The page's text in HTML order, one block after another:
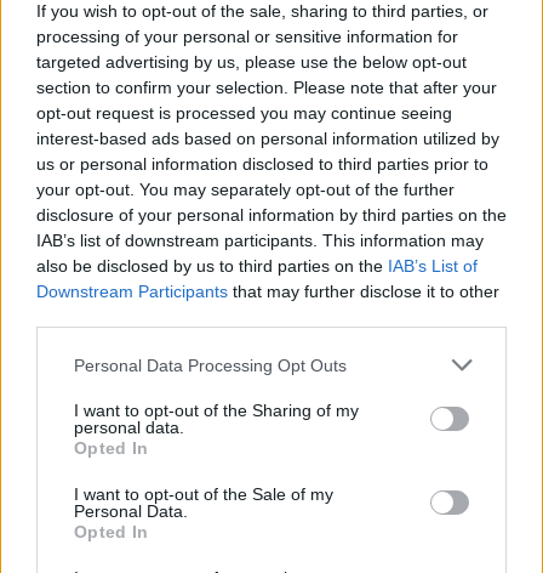
If you wish to opt-out of the sale, sharing to third parties, or
processing of your personal or sensitive information for
targeted advertising by us, please use the below opt-out
section to confirm your selection. Please note that after your
opt-out request is processed you may continue seeing
interest-based ads based on personal information utilized by
us or personal information disclosed to third parties prior to
your opt-out. You may separately opt-out of the further
disclosure of your personal information by third parties on the
IAB’s list of downstream participants. This information may
also be disclosed by us to third parties on the IAB’s List of
Downstream Participants that may further disclose it to other
Please note that this website/app uses one or more Google
not limited to your visit or usage behaviour. You may click to
grant or deny consent to Google and its third-party tags to
use your data for below specified purposes in below Google
consent section.
Personal Data Processing Opt Outs
I want to opt-out of the Sharing of my
personal data.
Opted In
I want to opt-out of the Sale of my
Personal Data.
Opted In
Mivel A Város Mindenkié csoport tagja egyeurópai
lakhatási hálózatnak,ami alulról szerveződő
mozgalmakból áll, így a 2015 novemberi,
Poznanban ...
Beck Magdi előadása a Néma Tanúk